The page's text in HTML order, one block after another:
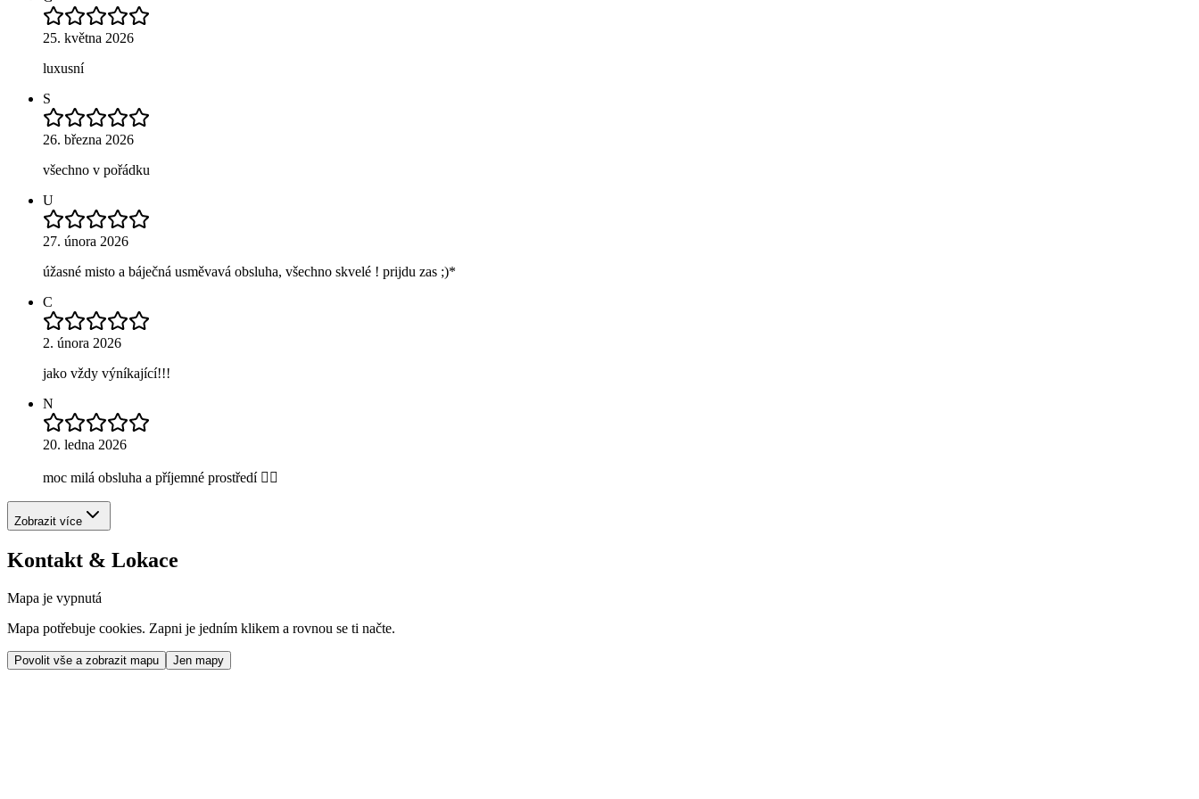
25. května 2026
luxusní
S
26. března 2026
všechno v pořádku
U
27. února 2026
úžasné misto a báječná usměvavá obsluha, všechno skvelé ! prijdu zas ;)*
C
2. února 2026
jako vždy výníkající!!!
N
20. ledna 2026
moc milá obsluha a příjemné prostředí 👍🏼
Zobrazit více
Kontakt & Lokace
Mapa je vypnutá
Mapa potřebuje cookies. Zapni je jedním klikem a rovnou se ti načte.
Povolit vše a zobrazit mapu Jen mapy